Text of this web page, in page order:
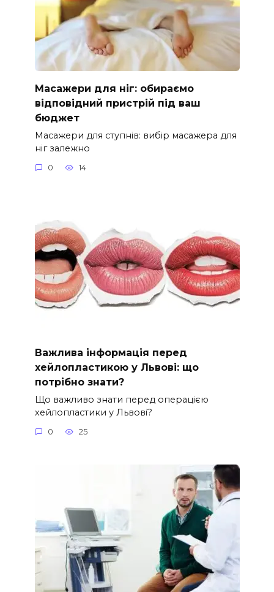
Масажери для ніг: обираємо
відповідний пристрій під ваш
бюджет
Масажери для ступнів: вибір масажера для
ніг залежно
0 14
Важлива інформація перед
хейлопластикою у Львові: що
потрібно знати?
Що важливо знати перед операцією
хейлопластики у Львові?
0 25